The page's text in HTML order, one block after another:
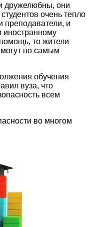
дружелюбны, они
очень тепло
преподаватели, и
иностранному
то жители
по самым
обучения
вуза, что
всем
во многом